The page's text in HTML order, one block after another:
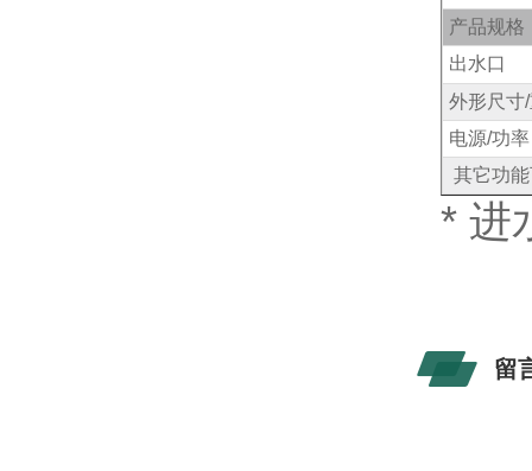
产品规格
出水口
外形尺寸/
电源/功率
其它功
*进
留